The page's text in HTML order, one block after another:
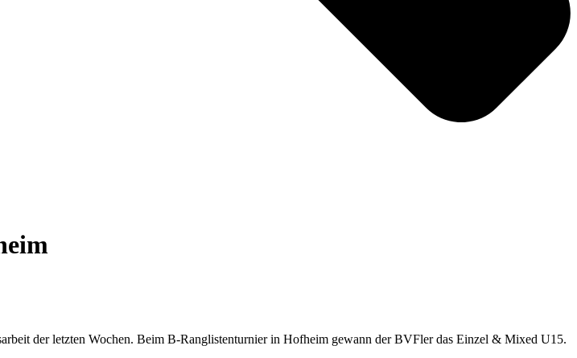
der letzten Wochen. Beim B-Ranglistenturnier in Hofheim gewann der BVFler das Einzel & Mixed U15.